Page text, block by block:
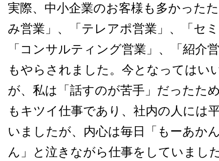
実際、中小企業のお客様も多かった
み営業」、「テレアポ営業」、「セ
「コンサルティング営業」、「紹介
もやらされました。今となってはい
が、私は「話すのが苦手」だったた
もキツイ仕事であり、社内の人には
いましたが、内心は毎日「もーあか
ん」と泣きながら仕事をしていまし